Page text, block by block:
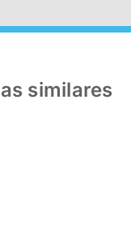
similares